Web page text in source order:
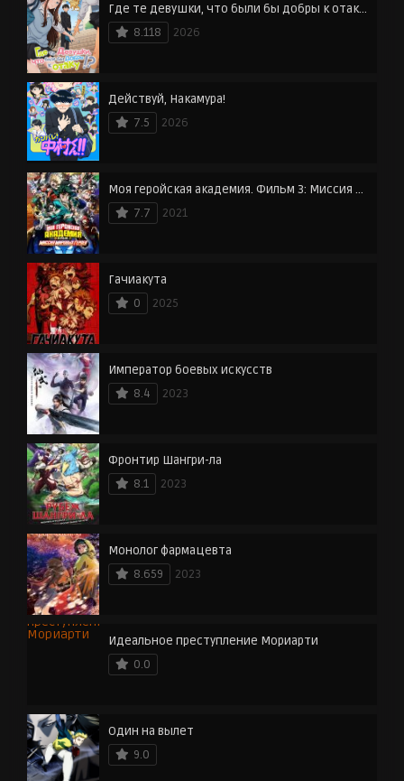
Где те девушки, что были бы добры к отаку?
8.118
2026
Действуй, Накамура!
7.5
2026
Моя геройская академия. Фильм 3: Миссия мировых героев
7.7
2021
Гачиакута
0
2025
Император боевых искусств
8.4
2023
Фронтир Шангри-ла
8.1
2023
Монолог фармацевта
8.659
2023
Идеальное преступление Мориарти
0.0
Один на вылет
9.0